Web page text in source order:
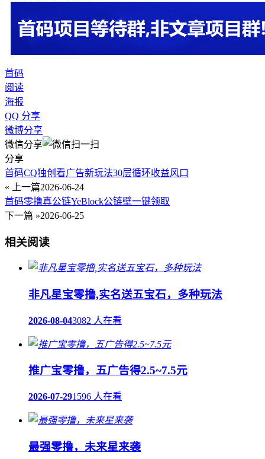
首码
阅读
海报
QQ 分享
微博分享
微信分享
分享
首码CQ独创看广告新玩法30层循环收益风口
« 上一篇2026-06-24
首码零撸真公链YeBlock公链壁一键领取
下一篇 »2026-06-25
相关阅读
非凡星宝零撸,实名送五宝石，多种玩法
2026-08-043082 人在看
推广宝零撸，五广告得2.5~7.5元
2026-07-291596 人在看
最强零撸，未来星来袭